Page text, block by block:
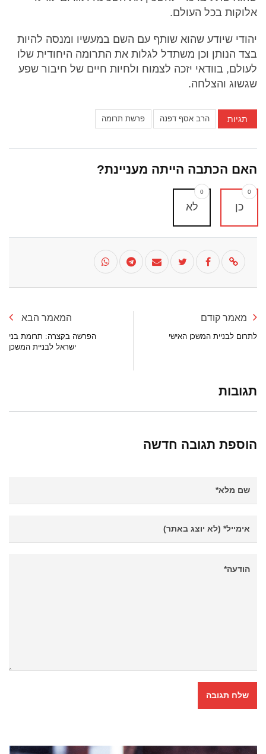
אלוקות בכל העולם.
יהודי שיודע שהוא שותף עם השם במעשיו ומנסה להיות
בצד הנותן וכן משתדל לגלות את התרומה היחודית שלו
לעולם, בוודאי יזכה לצמוח ולחיות חיים של חיבור שפע
שגשוג והצלחה.
תגיות הרב אסף דפנה פרשת תרומה
האם הכתבה הייתה מעניינת?
כן
0
לא
0
מאמר קודם
לתרום לבניית המשכן האישי
המאמר הבא
הפרשה בקצרה: תרומת בני
ישראל לבניית המשכן
תגובות
הוספת תגובה חדשה